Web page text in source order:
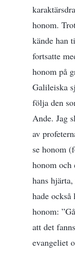
honom.
kände han
fortsatte
honom på
Galileiska
följa den
Ande. Jag
av
se honom
honom och
hans
hade
honom:
att det
evangeliet